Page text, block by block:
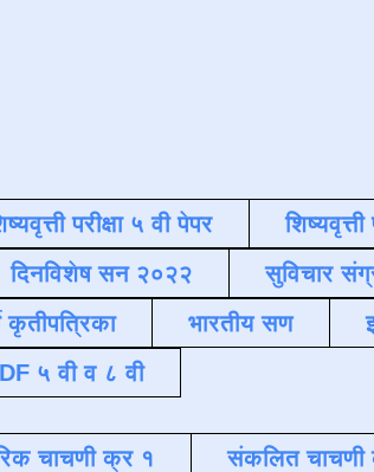
परीक्षा ५ वी पेपर
दिनविशेष सन २०२२
सुविचार
कृतीपत्रिका भारतीय सण
५ वी व ८ वी
चाचणी क्र १
संकलित चाचणी